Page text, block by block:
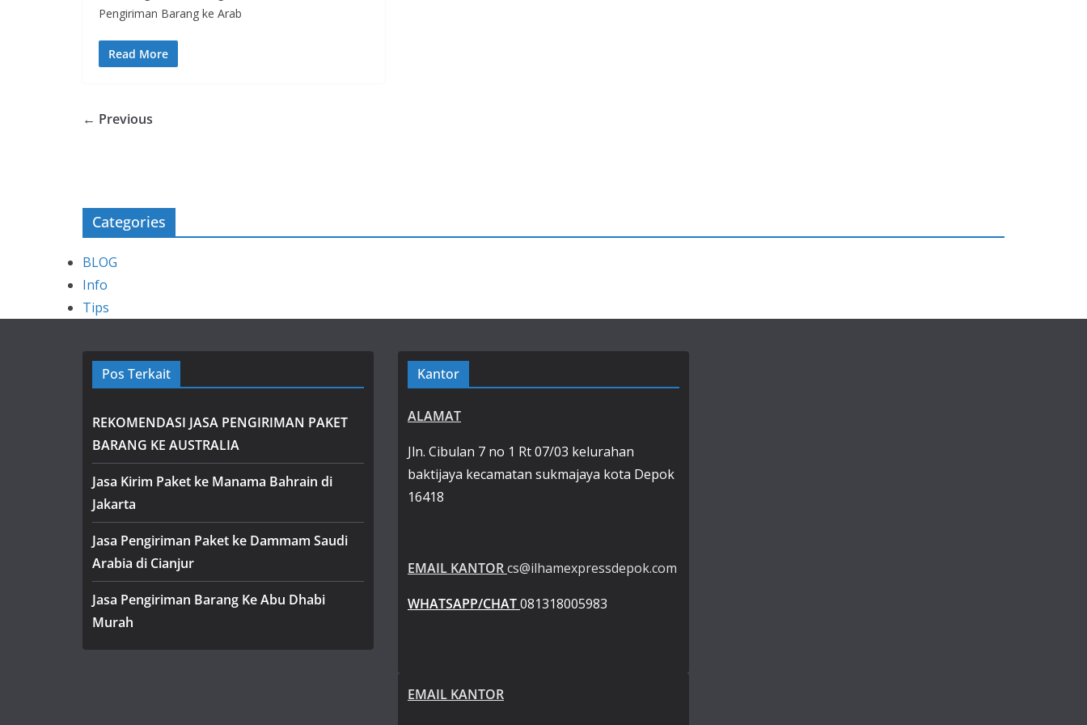
Pengiriman Barang ke Arab
Read More
← Previous
Categories
BLOG
Info
Tips
Pos Terkait
REKOMENDASI JASA PENGIRIMAN PAKET
BARANG KE AUSTRALIA
Jasa Kirim Paket ke Manama Bahrain di
Jakarta
Jasa Pengiriman Paket ke Dammam Saudi
Arabia di Cianjur
Jasa Pengiriman Barang Ke Abu Dhabi
Murah
Kantor
ALAMAT
Jln. Cibulan 7 no 1 Rt 07/03 kelurahan
baktijaya kecamatan sukmajaya kota Depok
16418
EMAIL KANTORcs@ilhamexpressdepok.com
WHATSAPP/CHAT081318005983
EMAIL KANTOR